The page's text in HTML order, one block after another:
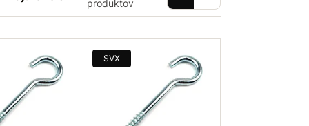
produktov
SVX